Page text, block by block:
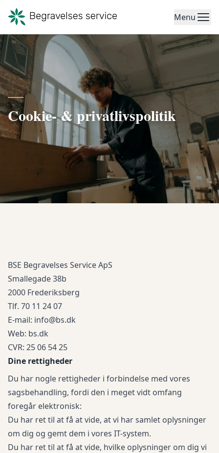
Menu
Cookie- & privatlivspolitik
BSE Begravelses Service ApS
Smallegade 38b
2000 Frederiksberg
Tlf. 70 11 24 07
E-mail: info@bs.dk
Web: bs.dk
CVR: 25 06 54 25
Dine rettigheder
Du har nogle rettigheder i forbindelse med vores
sagsbehandling, fordi den i meget vidt omfang
foregår elektronisk:
Du har ret til at få at vide, at vi har samlet oplysninger
om dig og gemt dem i vores IT-system.
Du har ret til at få at vide, hvilke oplysninger om dig vi